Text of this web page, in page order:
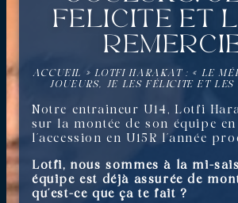
félicite et
ACCUEIL » LOTFI HARAKAT : « LE
JOUEURS, JE LES FÉLICITE ET LES
Notre entraineur U14, Lotfi
sur la montée de son équipe en
l’accession en U15R l’année
Lotfi, nous sommes à la mi-
équipe est déjà assurée de
qu’est-ce que ça te fait ?